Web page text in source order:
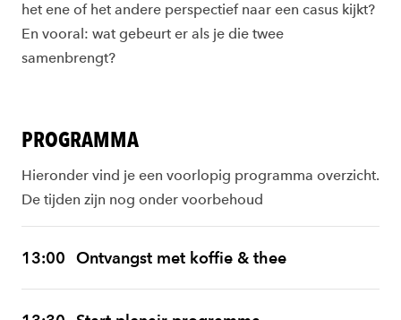
het ene of het andere perspectief naar een casus kijkt?
En vooral: wat gebeurt er als je die twee
samenbrengt?
PROGRAMMA
Hieronder vind je een voorlopig programma overzicht.
De tijden zijn nog onder voorbehoud
13:00 Ontvangst met koffie & thee